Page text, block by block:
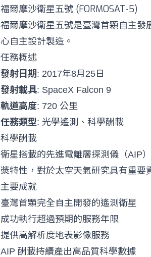
福爾摩沙衛星五號 (FORMOSAT-5)
福爾摩沙衛星五號是臺灣首顆自主發
心自主設計製造。
任務概述
發射日期 : 2017年8月25日
發射載具: SpaceX Falcon 9
軌道高度: 720 公里
任務類型: 光學遙測、科學酬載
科學酬載
衛星搭載的先進電離層探測儀（AIP
漿特性，對於太空天氣研究具有重要
主要成就
臺灣首顆完全自主開發的遙測衛星
成功執行超過預期的服務年限
提供高解析度地表影像服務
AIP 酬載持續產出高品質科學數據